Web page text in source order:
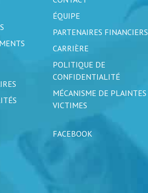
ÉQUIPE
PARTENAIRES FINANCIERS
CARRIÈRE
POLITIQUE DE
CONFIDENTIALITÉ
MÉCANISME DE PLAINTES
VICTIMES
FACEBOOK